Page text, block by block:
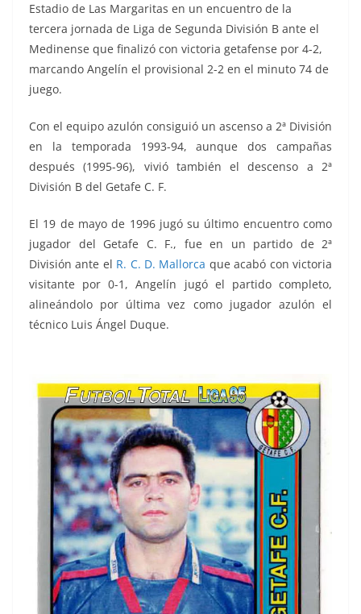
Estadio de Las Margaritas en un encuentro de la
tercera jornada de Liga de Segunda División B ante el
Medinense que finalizó con victoria getafense por 4-2,
marcando Angelín el provisional 2-2 en el minuto 74 de
juego.
Con el equipo azulón consiguió un ascenso a 2ª División
en la temporada 1993-94, aunque dos campañas
después (1995-96), vivió también el descenso a 2ª
División B del Getafe C. F.
El 19 de mayo de 1996 jugó su último encuentro como
jugador del Getafe C. F., fue en un partido de 2ª
División ante el R. C. D. Mallorca que acabó con victoria
visitante por 0-1, Angelín jugó el partido completo,
alineándolo por última vez como jugador azulón el
técnico Luis Ángel Duque.